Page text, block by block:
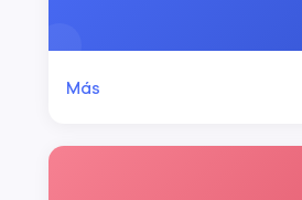
Más